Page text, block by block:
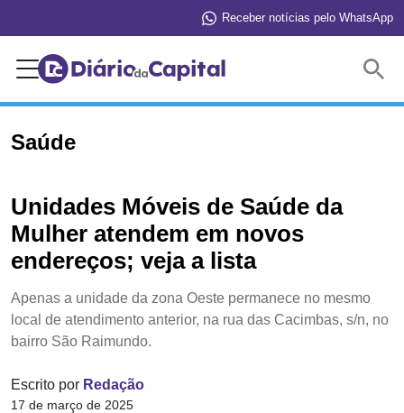
Receber notícias pelo WhatsApp
Saúde
Unidades Móveis de Saúde da
Mulher atendem em novos
endereços; veja a lista
Apenas a unidade da zona Oeste permanece no mesmo
local de atendimento anterior, na rua das Cacimbas, s/n, no
bairro São Raimundo.
Escrito por Redação
17 de março de 2025